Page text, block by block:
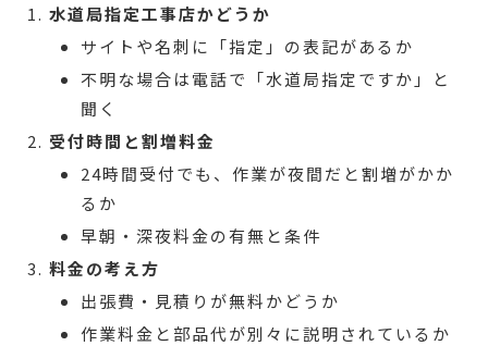
水道局指定工事店かどうか
サイトや名刺に「指定」の表記があるか
不明な場合は電話で「水道局指定ですか」と
聞く
受付時間と割増料金
24時間受付でも、作業が夜間だと割増がかか
るか
早朝・深夜料金の有無と条件
料金の考え方
出張費・見積りが無料かどうか
作業料金と部品代が別々に説明されているか